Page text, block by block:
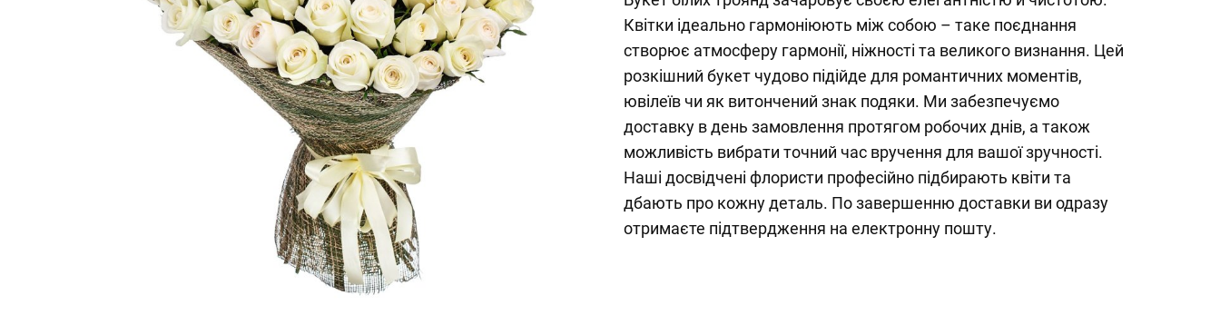
Квітки ідеально гармоніюють між собою – таке поєднання
створює атмосферу гармонії, ніжності та великого визнання. Цей
розкішний букет чудово підійде для романтичних моментів,
ювілеїв чи як витончений знак подяки. Ми забезпечуємо
доставку в день замовлення протягом робочих днів, а також
можливість вибрати точний час вручення для вашої зручності.
Наші досвідчені флористи професійно підбирають квіти та
дбають про кожну деталь. По завершенню доставки ви одразу
отримаєте підтвердження на електронну пошту.